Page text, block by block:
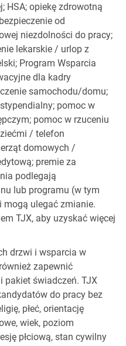
HSA; opiekę zdrowotną
od
niezdolności do pracy;
lekarskie / urlop z
Program Wsparcia
dla kadry
samochodu/domu;
pomoc w
pomoc w rzuceniu
/ telefon
domowych /
premie za
podlegają
lub programu (w tym
ulegać zmianie.
TJX, aby uzyskać więcej
drzwi i wsparcia w
zapewnić
pakiet świadczeń. TJX
do pracy bez
płeć, orientację
wiek, poziom
płciową, stan cywilny